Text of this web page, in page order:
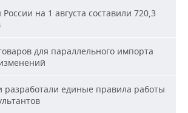
на 1 августа составили 720,3
для параллельного импорта
разработали единые правила работы